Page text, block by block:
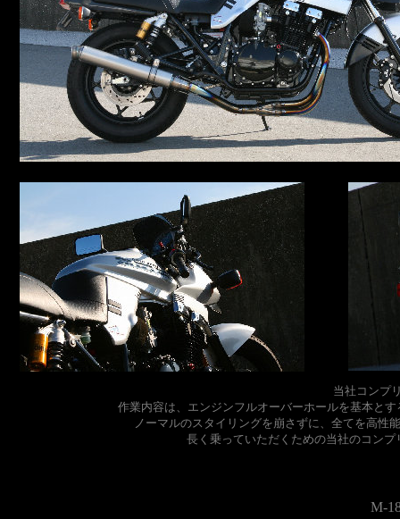
M-
当社コンプ
作業内容は、エンジンフルオーバーホールを基本と
ノーマルのスタイリングを崩さずに、全てを高性
長く乗っていただくための当社のコン